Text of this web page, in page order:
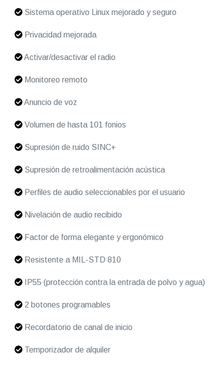
Sistema operativo Linux mejorado y seguro
Privacidad mejorada
Activar/desactivar el radio
Monitoreo remoto
Anuncio de voz
Volumen de hasta 101 fonios
Supresión de ruido SINC+
Supresión de retroalimentación acústica
Perfiles de audio seleccionables por el usuario
Nivelación de audio recibido
Factor de forma elegante y ergonómico
Resistente a MIL-STD 810
IP55 (protección contra la entrada de polvo y agua)
2 botones programables
Recordatorio de canal de inicio
Temporizador de alquiler